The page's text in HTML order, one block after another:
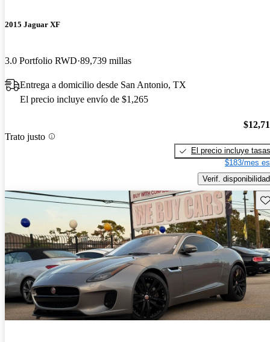
2015 Jaguar XF
3.0 Portfolio RWD 89,739 millas
Entrega a domicilio desde San Antonio, TX
El precio incluye envío de $1,265
Trato justo
El precio incluye tasas
$183/mes
Verif. disponibilidad